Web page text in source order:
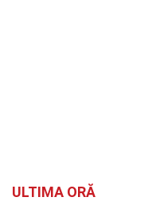
ULTIMA ORĂ